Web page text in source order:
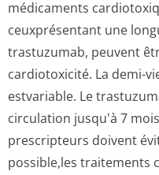
médicaments
ceuxprésentant une
trastuzumab, peuvent
cardiotoxicité. La demi-
estvariable. Le
circulation jusqu'à 7
prescripteurs doivent
possible,les traitements